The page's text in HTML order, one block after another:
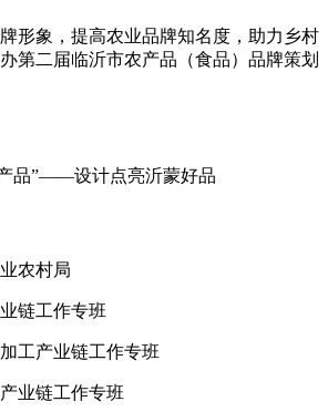
形象，提高农业品牌知名度，助力乡村
第二届临沂市农产品（食品）品牌策划
品”——设计点亮沂蒙好品
农村局
链工作专班
工产业链工作专班
业链工作专班